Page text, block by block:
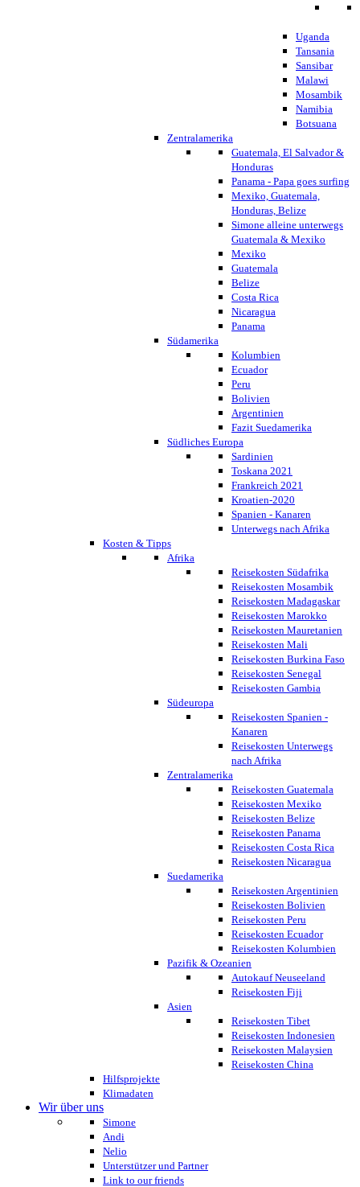
Uganda
Tansania
Sansibar
Malawi
Mosambik
Namibia
Botsuana
Zentralamerika
Guatemala, El Salvador &
Honduras
Panama - Papa goes surfing
Mexiko, Guatemala,
Honduras, Belize
Simone alleine unterwegs
Guatemala & Mexiko
Mexiko
Guatemala
Belize
Costa Rica
Nicaragua
Panama
Südamerika
Kolumbien
Ecuador
Peru
Bolivien
Argentinien
Fazit Suedamerika
Südliches Europa
Sardinien
Toskana 2021
Frankreich 2021
Kroatien-2020
Spanien - Kanaren
Unterwegs nach Afrika
Kosten & Tipps
Afrika
Reisekosten Südafrika
Reisekosten Mosambik
Reisekosten Madagaskar
Reisekosten Marokko
Reisekosten Mauretanien
Reisekosten Mali
Reisekosten Burkina Faso
Reisekosten Senegal
Reisekosten Gambia
Südeuropa
Reisekosten Spanien -
Kanaren
Reisekosten Unterwegs
nach Afrika
Zentralamerika
Reisekosten Guatemala
Reisekosten Mexiko
Reisekosten Belize
Reisekosten Panama
Reisekosten Costa Rica
Reisekosten Nicaragua
Suedamerika
Reisekosten Argentinien
Reisekosten Bolivien
Reisekosten Peru
Reisekosten Ecuador
Reisekosten Kolumbien
Pazifik & Ozeanien
Autokauf Neuseeland
Reisekosten Fiji
Asien
Reisekosten Tibet
Reisekosten Indonesien
Reisekosten Malaysien
Reisekosten China
Hilfsprojekte
Klimadaten
Wir über uns
Simone
Andi
Nelio
Unterstützer und Partner
Link to our friends